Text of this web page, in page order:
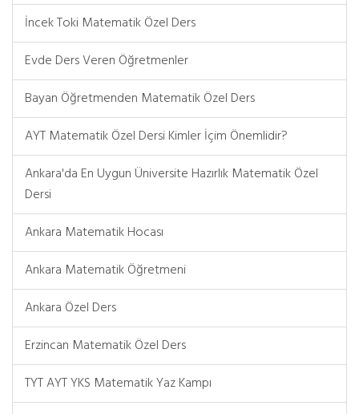
İncek Toki Matematik Özel Ders
Evde Ders Veren Öğretmenler
Bayan Öğretmenden Matematik Özel Ders
AYT Matematik Özel Dersi Kimler İçim Önemlidir?
Ankara'da En Uygun Üniversite Hazırlık Matematik Özel
Dersi
Ankara Matematik Hocası
Ankara Matematik Öğretmeni
Ankara Özel Ders
Erzincan Matematik Özel Ders
TYT AYT YKS Matematik Yaz Kampı